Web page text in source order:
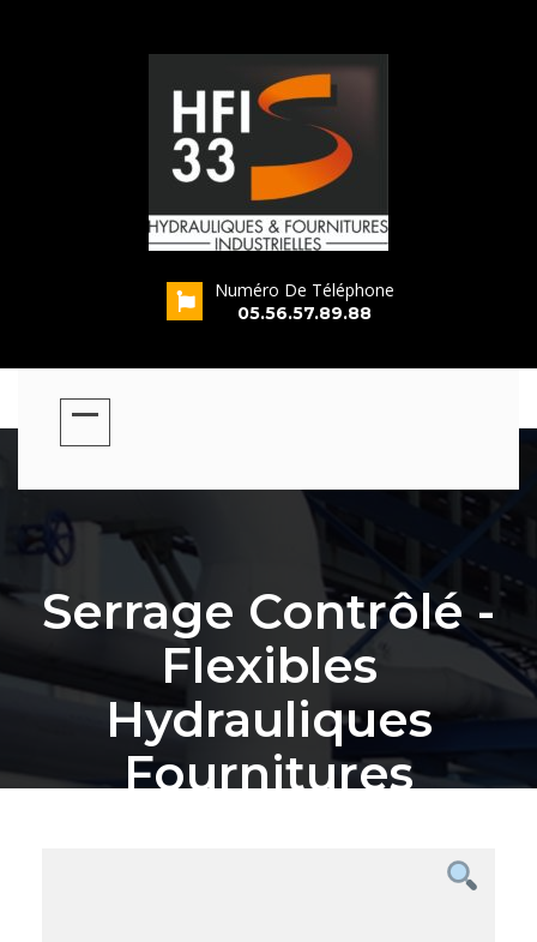
Numéro De Téléphone
05.56.57.89.88
Serrage Contrôlé -
Flexibles
Hydrauliques
Fournitures